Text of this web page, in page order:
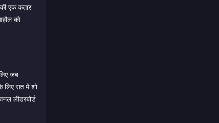
एक कतार
को
जब
लिए रात में शो
लीडरबोर्ड